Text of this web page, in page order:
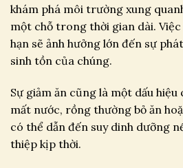
khám phá môi trường xung
một chỗ trong thời gian dài.
hạn sẽ ảnh hưởng lớn đến sự
sinh tồn của chúng.
Sự giảm ăn cũng là một dấu
mất nước, rồng thường bỏ ăn
có thể dẫn đến suy dinh dưỡng
thiệp kịp thời.